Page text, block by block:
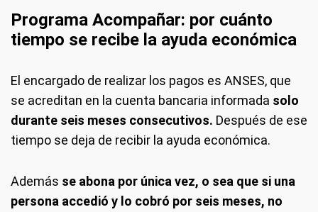
Programa Acompañar: por cuánto
tiempo se recibe la ayuda económica
El encargado de realizar los pagos es ANSES, que
se acreditan en la cuenta bancaria informada solo
durante seis meses consecutivos. Después de ese
tiempo se deja de recibir la ayuda económica.
Además se abona por única vez, o sea que si una
persona accedió y lo cobró por seis meses, no